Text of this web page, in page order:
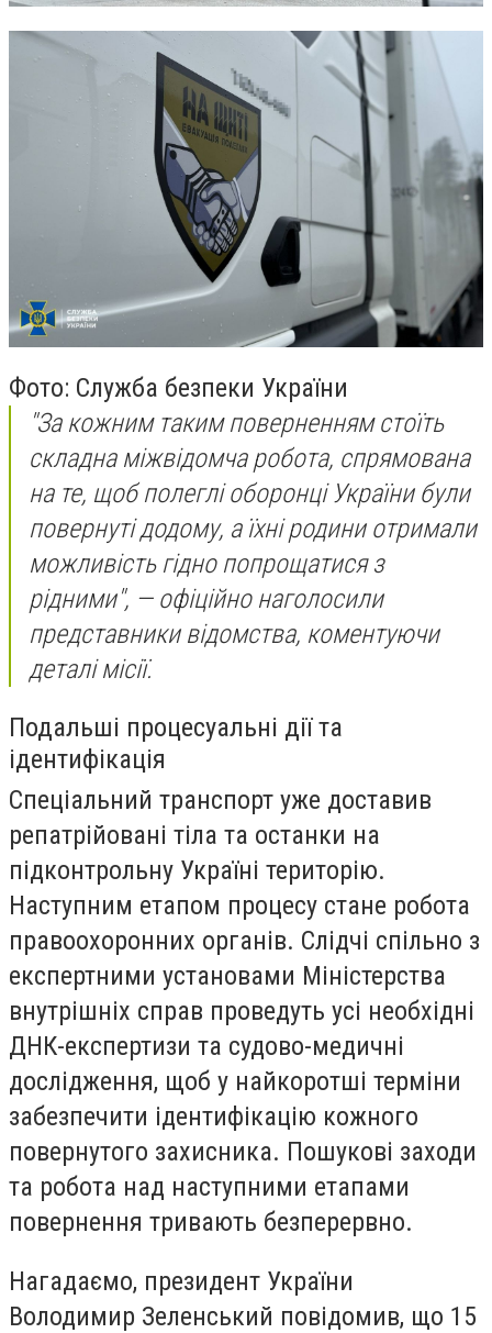
Фото: Служба безпеки України
"За кожним таким поверненням стоїть
складна міжвідомча робота, спрямована
на те, щоб полеглі оборонці України були
повернуті додому, а їхні родини отримали
можливість гідно попрощатися з
рідними", — офіційно наголосили
представники відомства, коментуючи
деталі місії.
Подальші процесуальні дії та
ідентифікація
Спеціальний транспорт уже доставив
репатрійовані тіла та останки на
підконтрольну Україні територію.
Наступним етапом процесу стане робота
правоохоронних органів. Слідчі спільно з
експертними установами Міністерства
внутрішніх справ проведуть усі необхідні
ДНК-експертизи та судово-медичні
дослідження, щоб у найкоротші терміни
забезпечити ідентифікацію кожного
повернутого захисника. Пошукові заходи
та робота над наступними етапами
повернення тривають безперервно.
Нагадаємо, президент України
Володимир Зеленський повідомив, що 15